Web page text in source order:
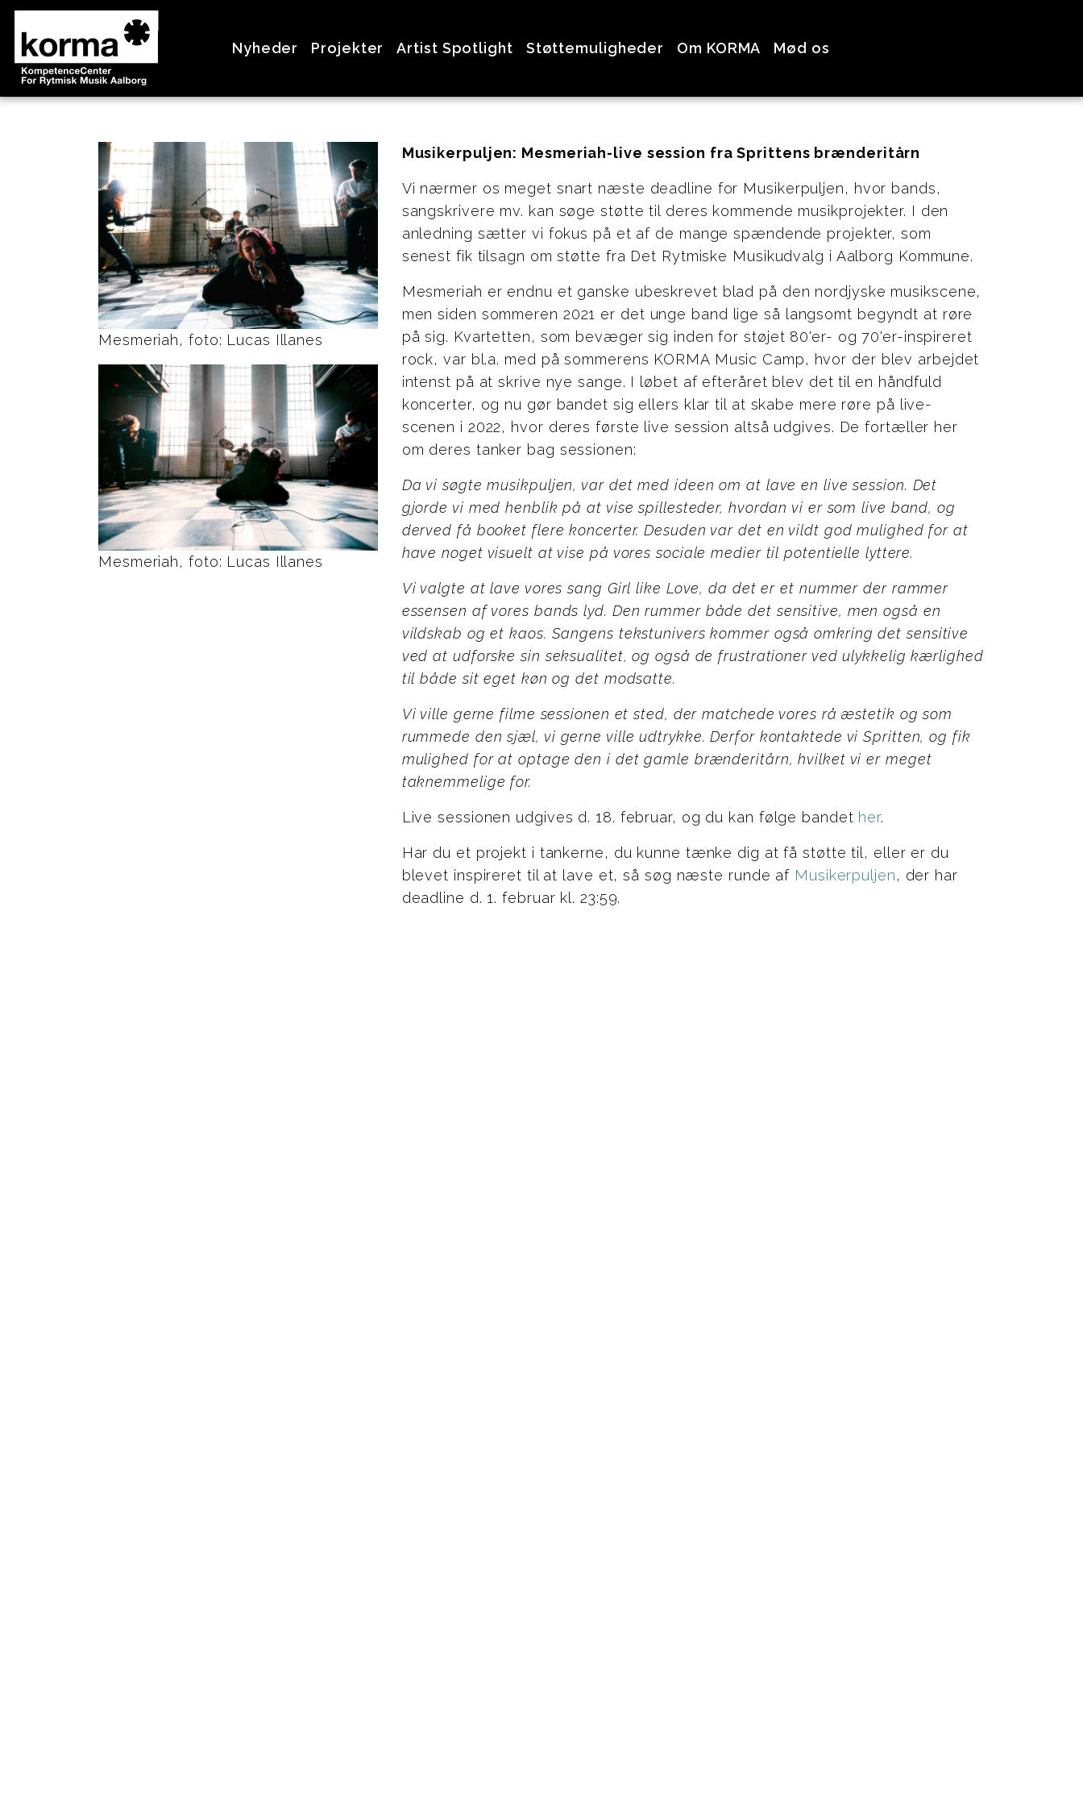
Nyheder Projekter Artist Spotlight Støttemuligheder Om KORMA Mød os
Mesmeriah, foto: Lucas Illanes
Mesmeriah, foto: Lucas Illanes
Musikerpuljen: Mesmeriah-live session fra Sprittens brænderitårn
Vi nærmer os meget snart næste deadline for Musikerpuljen, hvor bands,
sangskrivere mv. kan søge støtte til deres kommende musikprojekter. I den
anledning sætter vi fokus på et af de mange spændende projekter, som
senest fik tilsagn om støtte fra Det Rytmiske Musikudvalg i Aalborg Kommune.
Mesmeriah er endnu et ganske ubeskrevet blad på den nordjyske musikscene,
men siden sommeren 2021 er det unge band lige så langsomt begyndt at røre
på sig. Kvartetten, som bevæger sig inden for støjet 80'er- og 70'er-inspireret
rock, var bl.a. med på sommerens KORMA Music Camp, hvor der blev arbejdet
intenst på at skrive nye sange. I løbet af efteråret blev det til en håndfuld
koncerter, og nu gør bandet sig ellers klar til at skabe mere røre på live-
scenen i 2022, hvor deres første live session altså udgives. De fortæller her
om deres tanker bag sessionen:
Da vi søgte musikpuljen, var det med ideen om at lave en live session. Det
gjorde vi med henblik på at vise spillesteder, hvordan vi er som live band, og
derved få booket flere koncerter. Desuden var det en vildt god mulighed for at
have noget visuelt at vise på vores sociale medier til potentielle lyttere.
Vi valgte at lave vores sang Girl like Love, da det er et nummer der rammer
essensen af vores bands lyd. Den rummer både det sensitive, men også en
vildskab og et kaos. Sangens tekstunivers kommer også omkring det sensitive
ved at udforske sin seksualitet, og også de frustrationer ved ulykkelig kærlighed
til både sit eget køn og det modsatte.
Vi ville gerne filme sessionen et sted, der matchede vores rå æstetik og som
rummede den sjæl, vi gerne ville udtrykke. Derfor kontaktede vi Spritten, og fik
mulighed for at optage den i det gamle brænderitårn, hvilket vi er meget
taknemmelige for.
Live sessionen udgives d. 18. februar, og du kan følge bandet her.
Har du et projekt i tankerne, du kunne tænke dig at få støtte til, eller er du
blevet inspireret til at lave et, så søg næste runde af Musikerpuljen, der har
deadline d. 1. februar kl. 23:59.